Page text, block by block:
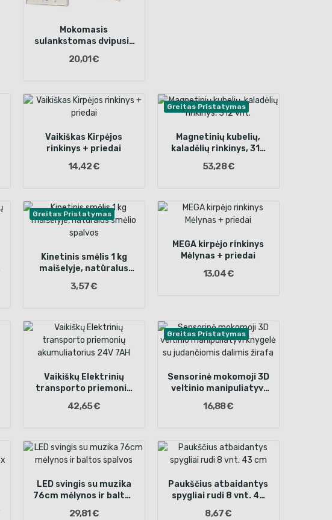
Mokomasis
sulankstomas dvipusis
x 200 cm gatvė /
20,01 €
Vaikiškas Kirpėjos
rinkinys + priedai
14,42 €
Greitas Pristatymas
Magnetinių kubelių,
kaladėlių rinkinys, 312
53,28 €
Greitas Pristatymas
Kinetinis smėlis 1 kg
maišelyje, natūralus
3,57 €
MEGA kirpėjo rinkinys
Mėlynas + priedai
13,04 €
Vaikiškų Elektrinių
transporto priemonių
7AH
42,65 €
Greitas Pristatymas
Sensorinė mokomoji 3D
veltinio manipuliatyvi
dalimis žirafa
16,88 €
LED svingis su muzika
76cm mėlynos ir baltos
29,81 €
Paukščius atbaidantys
spygliai rudi 8 vnt. 43
8,67 €